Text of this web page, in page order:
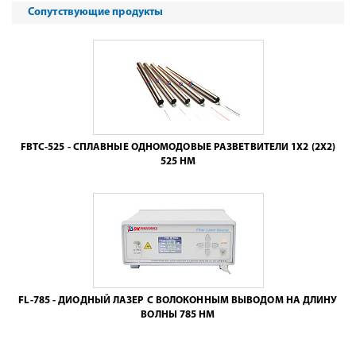
Сопутствующие продукты
FBTC-525 - СПЛАВНЫЕ ОДНОМОДОВЫЕ РАЗВЕТВИТЕЛИ 1X2 (2X2)
525 НМ
FL-785 - ДИОДНЫЙ ЛАЗЕР С ВОЛОКОННЫМ ВЫВОДОМ НА ДЛИНУ
ВОЛНЫ 785 НМ